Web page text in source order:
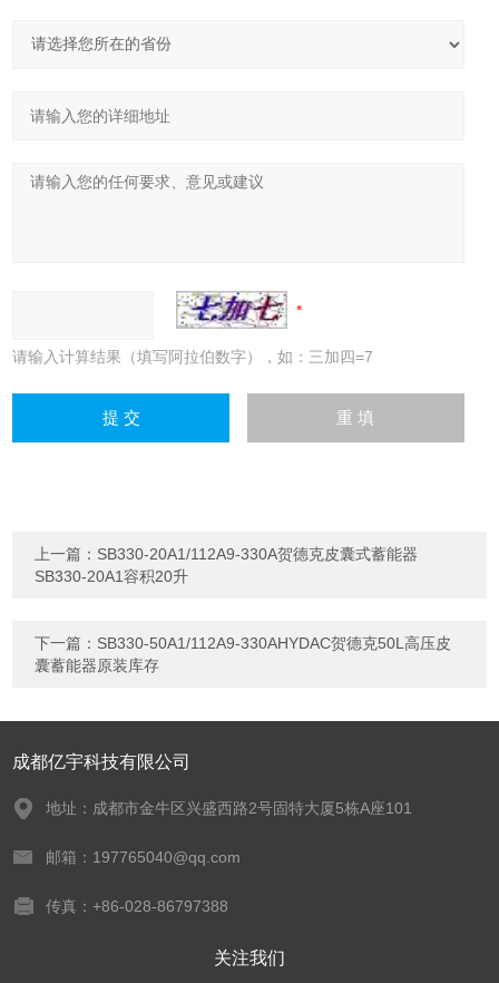
请输入计算结果（填写阿拉伯数字），如：三加四=7
上一篇： SB330-20A1/112A9-330A贺德克皮囊式蓄能器
SB330-20A1容积20升
下一篇： SB330-50A1/112A9-330AHYDAC贺德克50L高压皮
囊蓄能器原装库存
成都亿宇科技有限公司
地址：成都市金牛区兴盛西路2号固特大厦5栋A座101
邮箱：197765040@qq.com
传真：+86-028-86797388
关注我们